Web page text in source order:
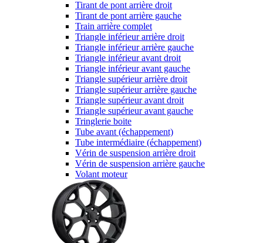
Tirant de pont arrière droit
Tirant de pont arrière gauche
Train arrière complet
Triangle inférieur arrière droit
Triangle inférieur arrière gauche
Triangle inférieur avant droit
Triangle inférieur avant gauche
Triangle supérieur arrière droit
Triangle supérieur arrière gauche
Triangle supérieur avant droit
Triangle supérieur avant gauche
Tringlerie boite
Tube avant (échappement)
Tube intermédiaire (échappement)
Vérin de suspension arrière droit
Vérin de suspension arrière gauche
Volant moteur